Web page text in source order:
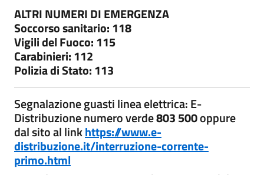
ALTRI NUMERI DI EMERGENZA
Soccorso sanitario: 118
Vigili del Fuoco: 115
Carabinieri: 112
Polizia di Stato: 113
Segnalazione guasti linea elettrica: E-
Distribuzione numero verde803 500oppure
dal sito al linkhttps://www.e-
distribuzione.it/interruzione-corrente-
primo.html